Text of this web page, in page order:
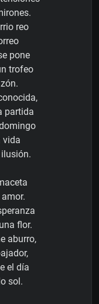
reo
pone
trofeo
partida
vida
flor.
aburro,
el día
sol.